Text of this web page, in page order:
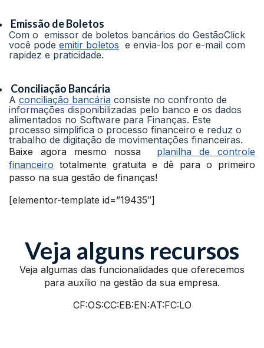
Emissão de Boletos
Com o emissor de boletos bancários do GestãoClick
você pode emitir boletos e envia-los por e-mail com
rapidez e praticidade.
Conciliação Bancária
A conciliação bancária consiste no confronto de
informações disponibilizadas pelo banco e os dados
alimentados no Software para Finanças. Este
processo simplifica o processo financeiro e reduz o
trabalho de digitação de movimentações financeiras.
Baixe agora mesmo nossa planilha de controle
financeiro totalmente gratuita e dê para o primeiro
passo na sua gestão de finanças!
[elementor-template id=”19435″]
Veja alguns recursos
Veja algumas das funcionalidades que oferecemos
para auxílio na gestão da sua empresa.
CF:OS:CC:EB:EN:AT:FC:LO